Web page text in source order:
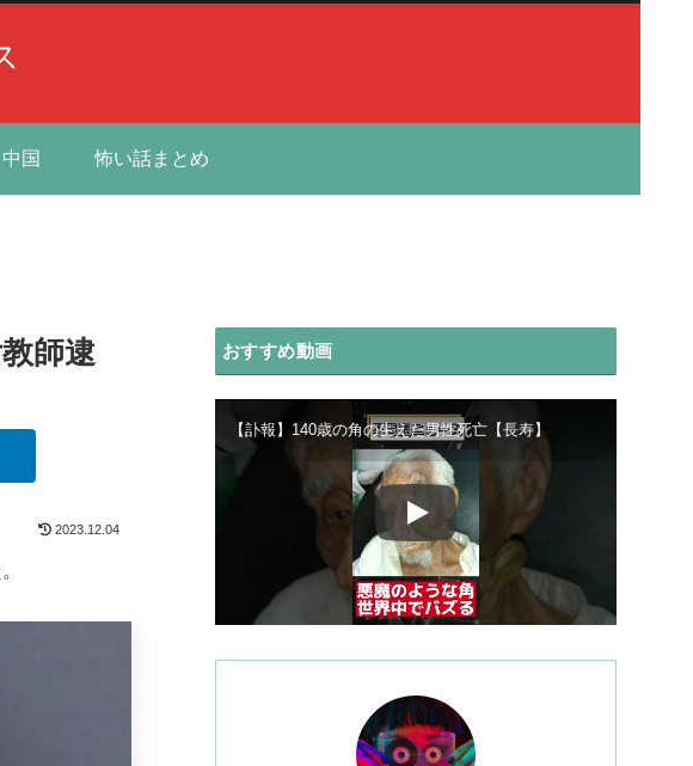
中国 怖い話まとめ
師逮
2023.12.04
おすすめ動画
【訃報】140歳の角の生えた男性死亡【長寿】